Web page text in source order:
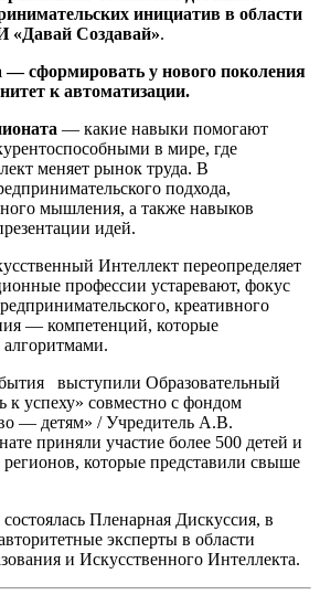
инициатив в области
«Давай Создавай».
сформировать у нового поколения
к автоматизации.
— какие навыки помогают
в мире, где
меняет рынок труда. В
подхода,
мышления, а также навыков
идей.
Интеллект переопределяет
профессии устаревают, фокус
креативного
— компетенций, которые
выступили Образовательный
успеху» совместно с фондом
— детям» / Учредитель А.В.
приняли участие более 500 детей и
регионов, которые представили свыше
Пленарная Дискуссия, в
эксперты в области
и Искусственного Интеллекта.